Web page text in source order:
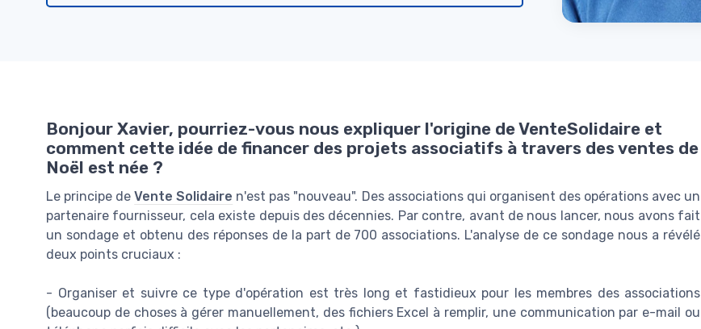
Bonjour Xavier, pourriez-vous nous expliquer l'origine de VenteSolidaire et
comment cette idée de financer des projets associatifs à travers des ventes de
Noël est née ?
Le principe deVente Solidaire n'est pas "nouveau". Des associations qui organisent des opérations avec un
partenaire fournisseur, cela existe depuis des décennies. Par contre, avant de nous lancer, nous avons fait
un sondage et obtenu des réponses de la part de 700 associations. L'analyse de ce sondage nous a révélé
deux points cruciaux :
- Organiser et suivre ce type d'opération est très long et fastidieux pour les membres des associations
(beaucoup de choses à gérer manuellement, des fichiers Excel à remplir, une communication par e-mail ou